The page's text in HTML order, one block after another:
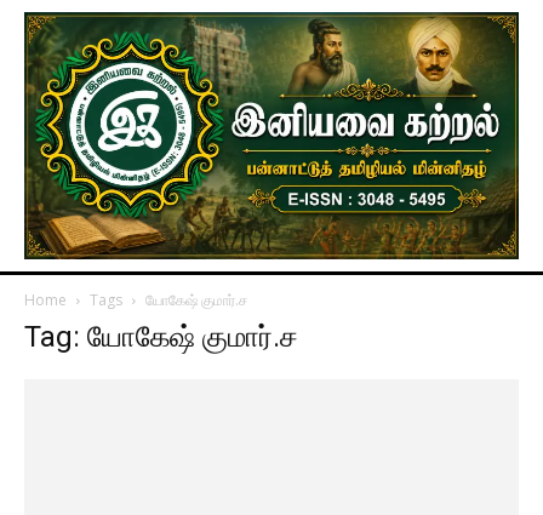
Home Tags யோகேஷ் குமார்.ச
Tag: யோகேஷ் குமார்.ச